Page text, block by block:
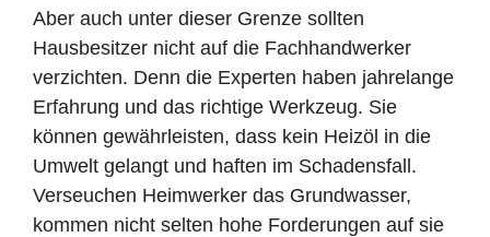
Aber auch unter dieser Grenze sollten
Hausbesitzer nicht auf die Fachhandwerker
verzichten. Denn die Experten haben jahrelange
Erfahrung und das richtige Werkzeug. Sie
können gewährleisten, dass kein Heizöl in die
Umwelt gelangt und haften im Schadensfall.
Verseuchen Heimwerker das Grundwasser,
kommen nicht selten hohe Forderungen auf sie